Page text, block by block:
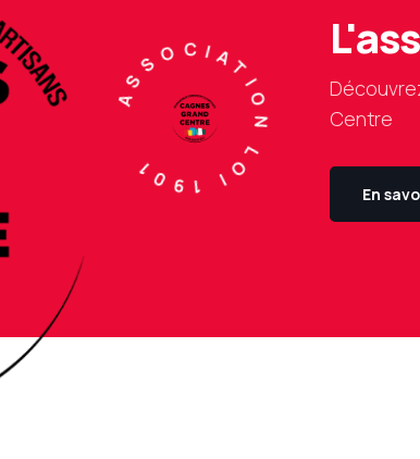
ASSOCIATION LOI 1901
Centre
En